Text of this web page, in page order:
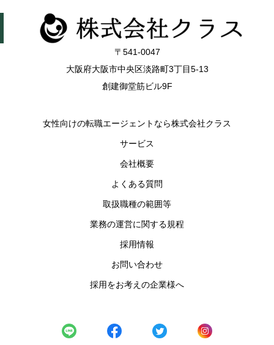
〒541-0047
大阪府大阪市中央区淡路町3丁目5-13
創建御堂筋ビル9F
女性向けの転職エージェントなら株式会社クラス
サービス
会社概要
よくある質問
取扱職種の範囲等
業務の運営に関する規程
採用情報
お問い合わせ
採用をお考えの企業様へ